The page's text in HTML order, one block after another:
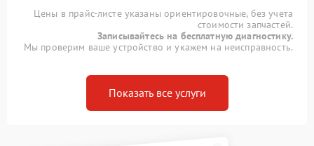
Цены в прайс-листе указаны ориентировочные, без учета
стоимости запчастей.
Записывайтесь на бесплатную диагностику.
Мы проверим ваше устройство и укажем на неисправность.
Показать все услуги